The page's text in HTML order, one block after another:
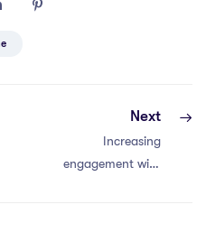
Next
Increasing
engagement with